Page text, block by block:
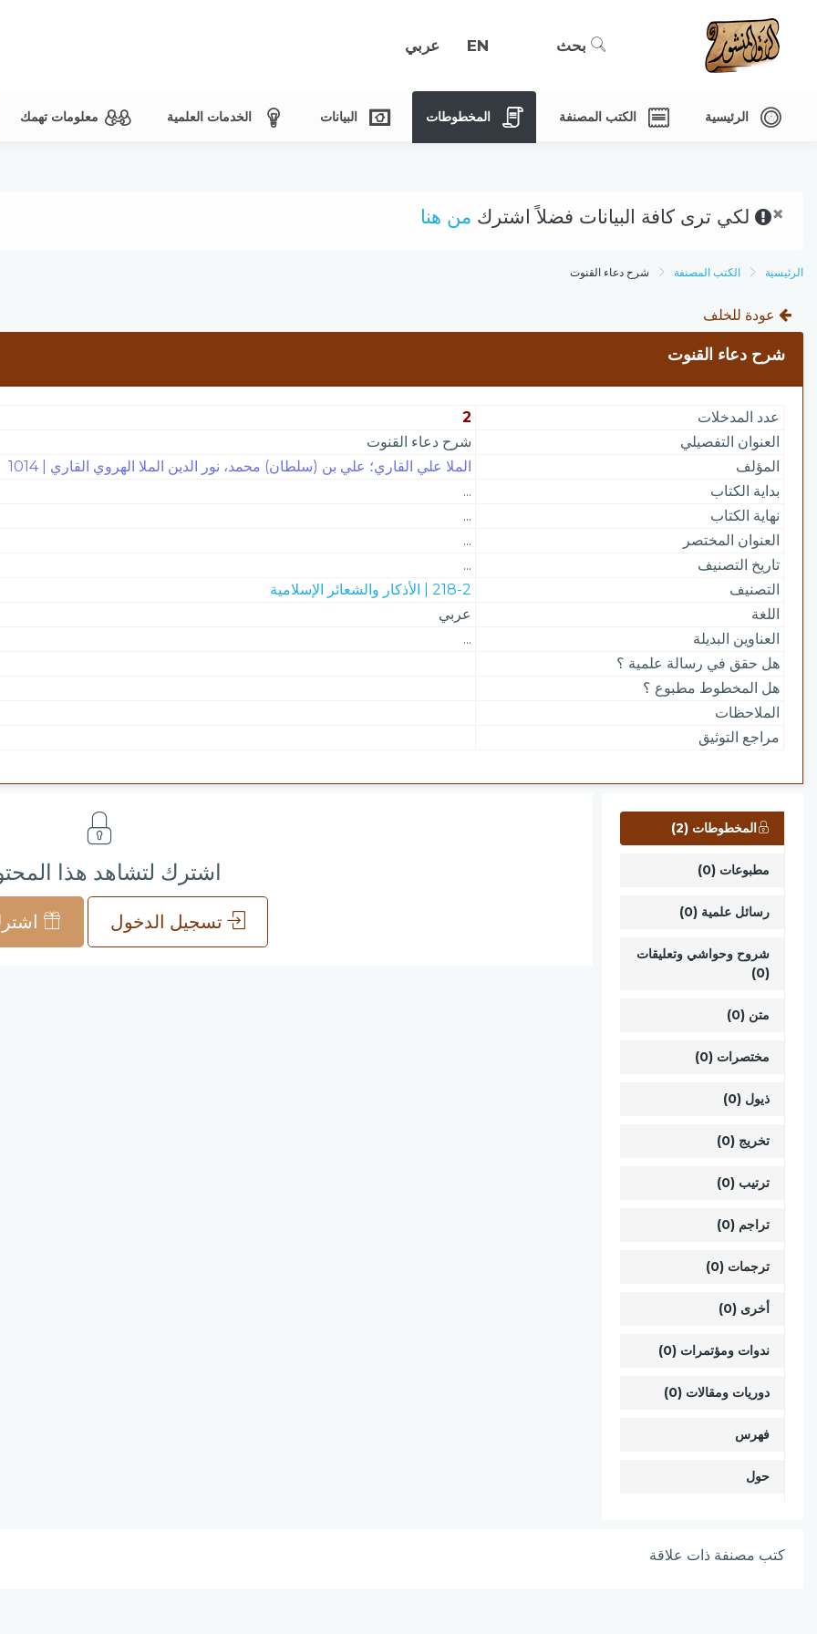
بحث EN عربي
الرئيسية الكتب المصنفة المخطوطات البيانات الخدمات العلمية معلومات تهمك
× لكي ترى كافة البيانات فضلاً اشترك من هنا
الرئيسية الكتب المصنفة شرح دعاء القنوت
عودة للخلف
شرح دعاء القنوت
عدد المدخلات
2
العنوان التفصيلي
شرح دعاء القنوت
المؤلف
الملا علي القاري؛ علي بن (سلطان) محمد، نور الدين الملا الهروي القاري | 1014
بداية الكتاب
...
نهاية الكتاب
...
العنوان المختصر
...
تاريخ التصنيف
...
التصنيف
218-2 | الأذكار والشعائر الإسلامية
اللغة
عربي
العناوين البديلة
...
هل حقق في رسالة علمية ؟
هل المخطوط مطبوع ؟
الملاحظات
مراجع التوثيق
المخطوطات (2)
مطبوعات (0)
رسائل علمية (0)
شروح وحواشي وتعليقات
(0)
متن (0)
مختصرات (0)
ذيول (0)
تخريج (0)
ترتيب (0)
تراجم (0)
ترجمات (0)
أخرى (0)
ندوات ومؤتمرات (0)
دوريات ومقالات (0)
فهرس
حول
اشترك لتشاهد هذا
تسجيل الدخول
كتب مصنفة ذات علاقة